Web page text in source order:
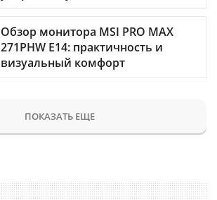
Обзор монитора MSI PRO MAX
271PHW E14: практичность и
визуальный комфорт
ПОКАЗАТЬ ЕЩЕ